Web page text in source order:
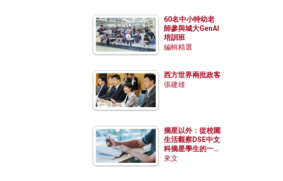
60名中小特幼老
師參與城大GenAI
培訓班
編輯精選
西方世界兩批政客
張建雄
摘星以外：從校園
生活觀察DSE中文
科摘星學生的一點
特質
來文